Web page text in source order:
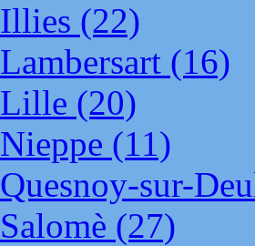
Illies (22)
Lambersart (16)
Lille (20)
Nieppe (11)
Quesnoy-sur-
Salomè (27)